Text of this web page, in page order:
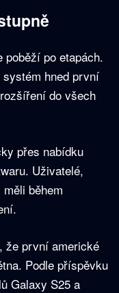
poběží po etapách.
hned první
do všech
přes nabídku
Uživatelé,
během
že první americké
Podle příspěvku
Galaxy S25 a